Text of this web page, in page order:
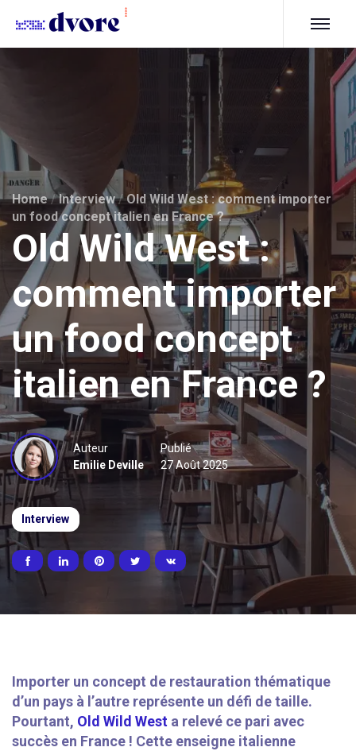
Home / Interview /Old Wild West : comment importer
un food concept italien en France ?
Old Wild West :
comment importer
un food concept
italien en France ?
Auteur
Emilie Deville
Publié
27 Août 2025
Interview
Importer un concept de restauration thématique
d’un pays à l’autre représente un défi de taille.
Pourtant, Old Wild West a relevé ce pari avec
succès en France ! Cette enseigne italienne